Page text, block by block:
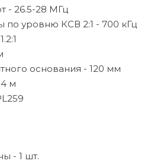
- 26.5-28 МГц
уровню КСВ 2:1 - 700 кГц
основания - 120 мм
м
- 1 шт.